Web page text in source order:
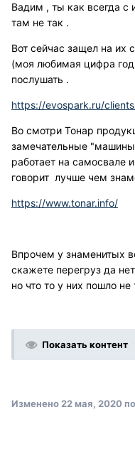
Вадим , ты как всегда с
там не так .
Вот сейчас защел на их
(моя любимая цифра
послушать .
https://evospark.ru/
Во смотри Тонар
замечательные
работает на самосвале
говорит лучше чем
https://www.tonar.info/
Впрочем у знаменитых
скажете перегруз да
но что то у них пошло не
Показать контент
Изменено 22 мая, 2020